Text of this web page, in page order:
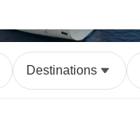
Destinations